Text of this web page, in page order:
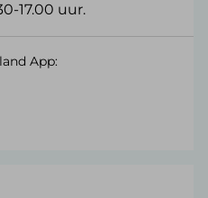
17.00 uur.
App: